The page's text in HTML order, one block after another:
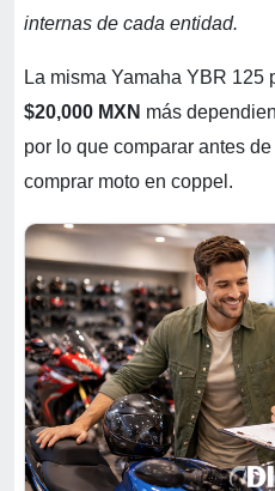
internas de cada entidad.
La misma Yamaha YBR 125
$20,000 MXN más
por lo que comparar antes
comprar moto en coppel.